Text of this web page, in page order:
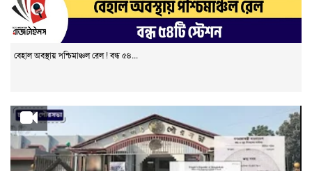
বেহাল অবস্থায় পশ্চিমাঞ্চল রেল ! বন্ধ ৫৪...